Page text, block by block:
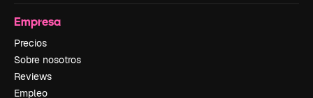
Empresa
Precios
Sobre nosotros
Reviews
Empleo